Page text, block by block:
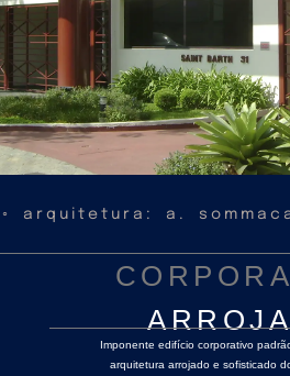
◦ arquitetura: a.
Imponente edifício corporativo
arquitetura arrojado e sofisticado